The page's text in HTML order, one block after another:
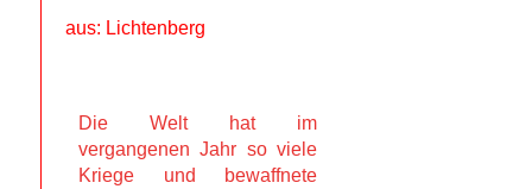
aus: Lichtenberg
Die Welt hat im
vergangenen Jahr so viele
Kriege und bewaffnete